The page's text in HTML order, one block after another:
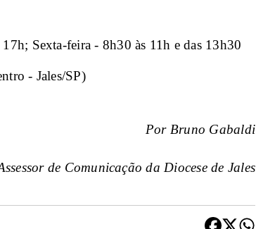
Sexta-feira - 8h30 às 11h e das 13h30
- Jales/SP)
Por Bruno Gabaldi
de Comunicação da Diocese de Jales